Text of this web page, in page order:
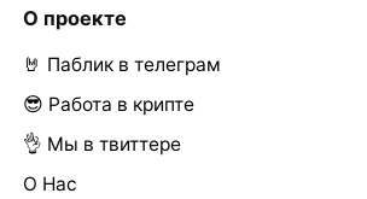
О проекте
🤘 Паблик в телеграм
😎 Работа в крипте
👌 Мы в твиттере
О Нас